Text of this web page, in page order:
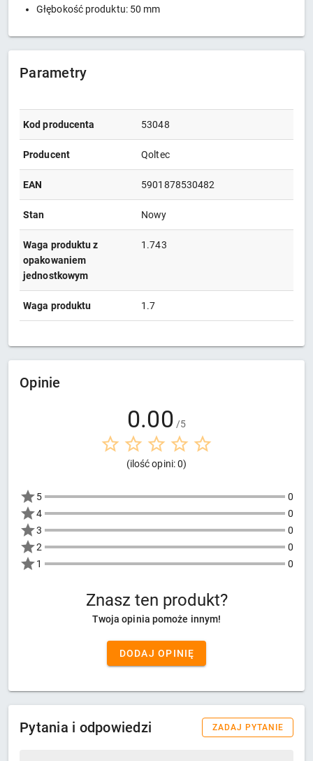
Głębokość produktu: 50 mm
Parametry
Kod producenta 53048
Producent Qoltec
EAN 5901878530482
Stan Nowy
Waga produktu z
opakowaniem
jednostkowym
1.743
Waga produktu 1.7
Opinie
0.00 /5
(ilość opini: 0)
5
0
4
0
3
0
2
0
1
0
Znasz ten produkt?
Twoja opinia pomoże innym!
DODAJ OPINIĘ
Pytania i odpowiedzi ZADAJ PYTANIE